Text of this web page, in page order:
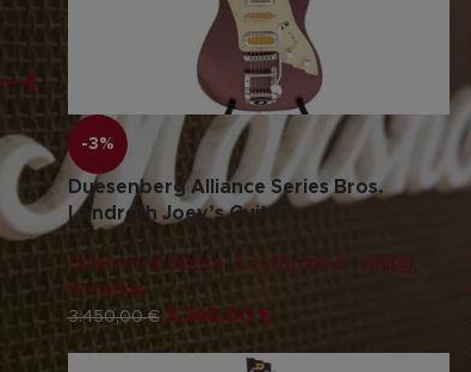
-3%
Duesenberg Alliance Series Bros.
Landreth Joey’s Guitar
Gitarren & Bässe, E-Gitarren 6 - saitig
Sonstige
3.450,00€ 3.346,00 €